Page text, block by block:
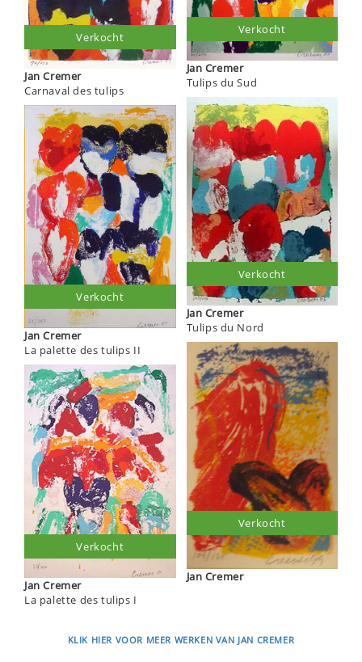
Jan Cremer
Carnaval des tulips
Verkocht
Jan Cremer
La palette des tulips II
Verkocht
Jan Cremer
La palette des tulips I
Verkocht
Jan Cremer
Tulips du Sud
Verkocht
Jan Cremer
Tulips du Nord
Verkocht
Jan Cremer
Verkocht
KLIK HIER VOOR MEER WERKEN VAN JAN CREMER